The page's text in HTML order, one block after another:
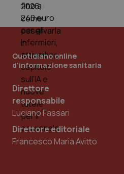
Quotidiano online
d'informazione sanitaria
Direttore
responsabile
Luciano Fassari
Direttore editoriale
Francesco Maria Avitto
PHPSESSID